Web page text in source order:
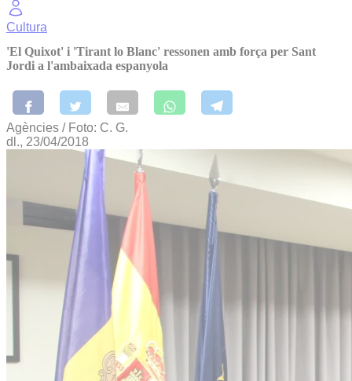
Cultura
'El Quixot' i 'Tirant lo Blanc' ressonen amb força per Sant
Jordi a l'ambaixada espanyola
Agències / Foto: C. G.
dl., 23/04/2018